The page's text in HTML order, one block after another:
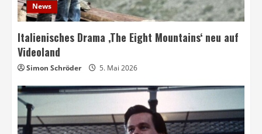
News
Italienisches Drama ‚The Eight Mountains‘ neu auf
Videoland
Simon Schröder 5. Mai 2026